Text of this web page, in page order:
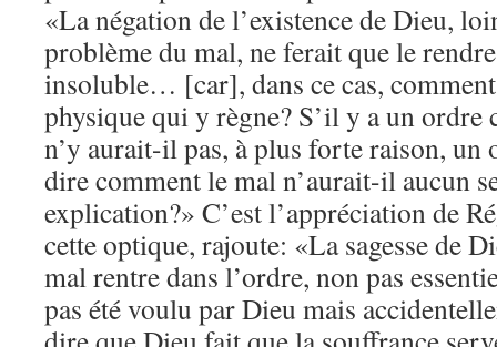
«La négation de l’existence de Dieu,
problème du mal, ne ferait que le
insoluble… [car], dans ce cas,
physique qui y règne? S’il y a un ordre
n’y aurait-il pas, à plus forte raison, un
dire comment le mal n’aurait-il aucun
explication?» C’est l’appréciation de
cette optique, rajoute: «La sagesse de
mal rentre dans l’ordre, non pas
pas été voulu par Dieu mais